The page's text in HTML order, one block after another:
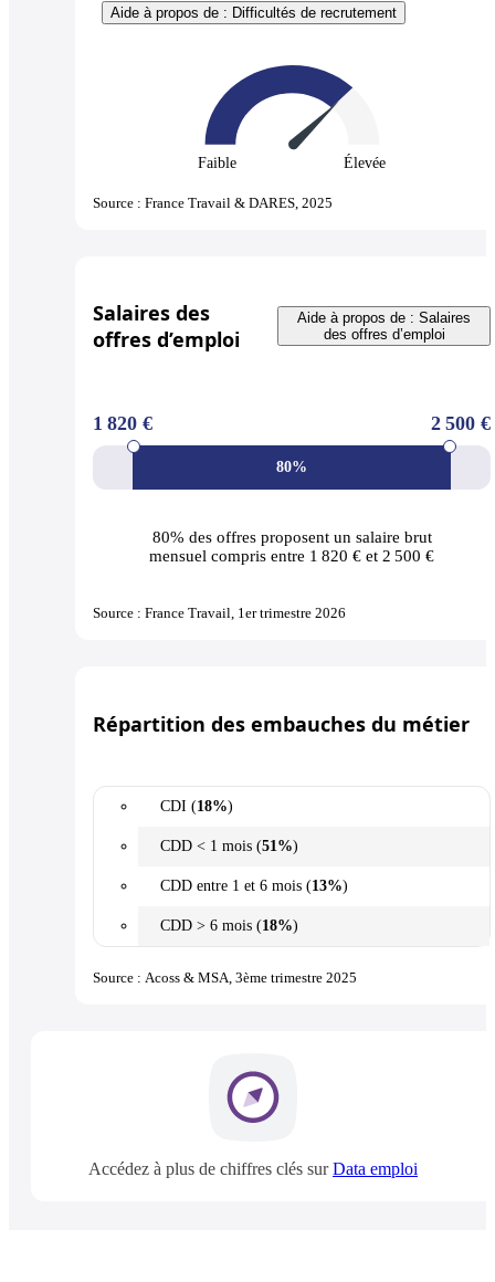
Aide à propos de : Difficultés de recrutement
Faible Élevée
Source : France Travail & DARES, 2025
Salaires des
offres d’emploi
Aide à propos de : Salaires
des offres d’emploi
80%
1 820 € 2 500 €
80% des offresproposent un salaire brut
mensuel compris entre 1 820 € et 2 500 €
Source : France Travail, 1er trimestre 2026
Répartition des embauches du métier
CDI (18%)
CDD < 1 mois (51%)
CDD entre 1 et 6 mois (13%)
CDD > 6 mois (18%)
Source : Acoss & MSA, 3ème trimestre 2025
Accédez à plus de chiffres clés surData emploi